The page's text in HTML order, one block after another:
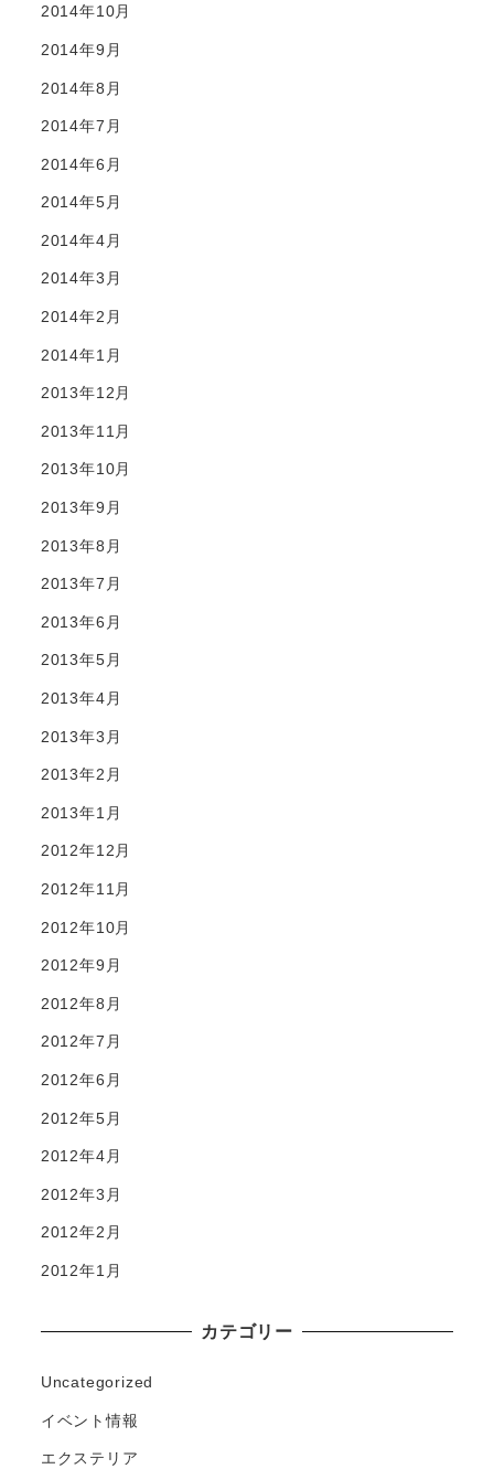
2014年10月
2014年9月
2014年8月
2014年7月
2014年6月
2014年5月
2014年4月
2014年3月
2014年2月
2014年1月
2013年12月
2013年11月
2013年10月
2013年9月
2013年8月
2013年7月
2013年6月
2013年5月
2013年4月
2013年3月
2013年2月
2013年1月
2012年12月
2012年11月
2012年10月
2012年9月
2012年8月
2012年7月
2012年6月
2012年5月
2012年4月
2012年3月
2012年2月
2012年1月
カテゴリー
Uncategorized
イベント情報
エクステリア